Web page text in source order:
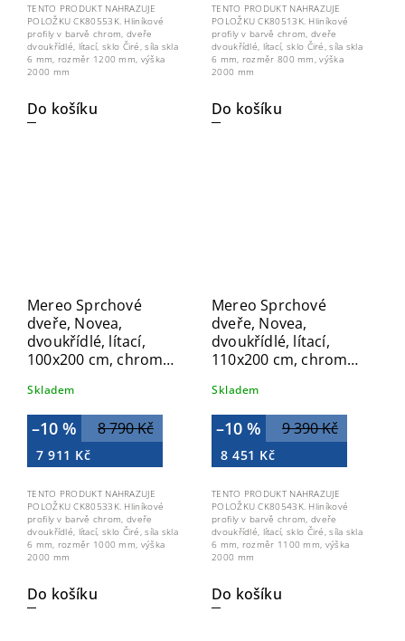
Do košíku
TENTO PRODUKT NAHRAZUJE
POLOŽKU CK80553K. Hliníkové
profily v barvě chrom, dveře
dvoukřídlé, lítací, sklo Čiré, síla skla
6 mm, rozměr 1200 mm, výška
2000 mm
Do košíku
TENTO PRODUKT NAHRAZUJE
POLOŽKU CK80513K. Hliníkové
profily v barvě chrom, dveře
dvoukřídlé, lítací, sklo Čiré, síla skla
6 mm, rozměr 800 mm, výška
2000 mm
Mereo Sprchové
dveře, Novea,
dvoukřídlé, lítací,
100x200 cm, chrom
CK80533Z
Skladem
8 790 Kč
–10 %
7 911 Kč
Do košíku
TENTO PRODUKT NAHRAZUJE
POLOŽKU CK80533K. Hliníkové
profily v barvě chrom, dveře
dvoukřídlé, lítací, sklo Čiré, síla skla
6 mm, rozměr 1000 mm, výška
2000 mm
Mereo Sprchové
dveře, Novea,
dvoukřídlé, lítací,
110x200 cm, chrom
CK80543Z
Skladem
9 390 Kč
–10 %
8 451 Kč
Do košíku
TENTO PRODUKT NAHRAZUJE
POLOŽKU CK80543K. Hliníkové
profily v barvě chrom, dveře
dvoukřídlé, lítací, sklo Čiré, síla skla
6 mm, rozměr 1100 mm, výška
2000 mm